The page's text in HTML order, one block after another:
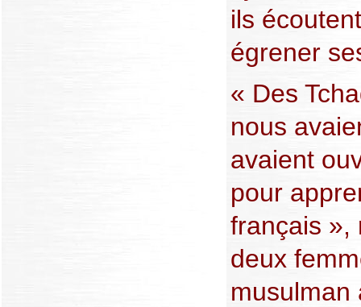
ils
égrener
« Des
nous
avaient
pour
français »,
deux
musulman